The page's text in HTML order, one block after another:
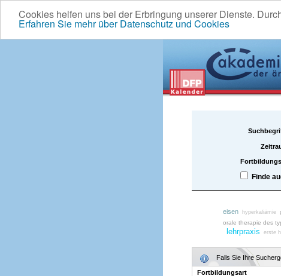
Cookies helfen uns bei der Erbringung unserer Dienste.
Erfahren Sie mehr über Datenschutz und Cookies
Finde
eisen hyperkaliämie
orale therapie des
lehrpraxis erste
Falls Sie Ihre
Fortbildungsart